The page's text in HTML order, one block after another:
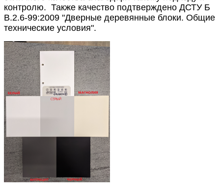
контролю. Также качество подтверждено ДСТУ Б
В.2.6-99:2009 "Дверные деревянные блоки. Общие
технические условия".